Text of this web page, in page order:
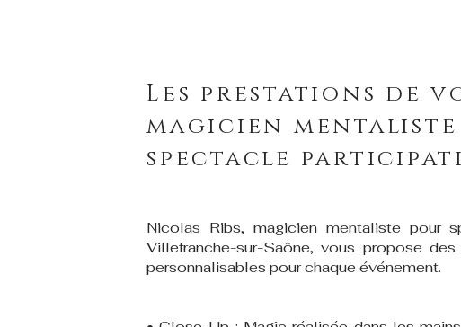
Les prestations de
magicien
spectacle
Nicolas Ribs, magicien mentaliste pour
Villefranche-sur-Saône, vous propose
personnalisables pour chaque événement.